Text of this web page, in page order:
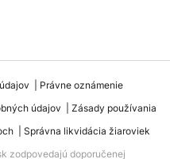
Právne oznámenie
údajov
Zásady používania
Správna likvidácia žiaroviek
zodpovedajú doporučenej